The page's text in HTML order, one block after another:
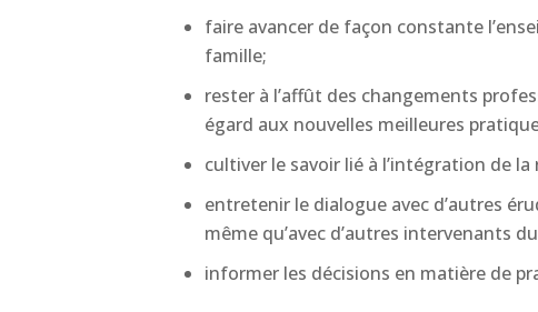
faire avancer de façon constante
famille;
rester à l’affût des changements
égard aux nouvelles meilleures
cultiver le savoir lié à l’intégration de
entretenir le dialogue avec d’autres
même qu’avec d’autres intervenants
informer les décisions en matière de